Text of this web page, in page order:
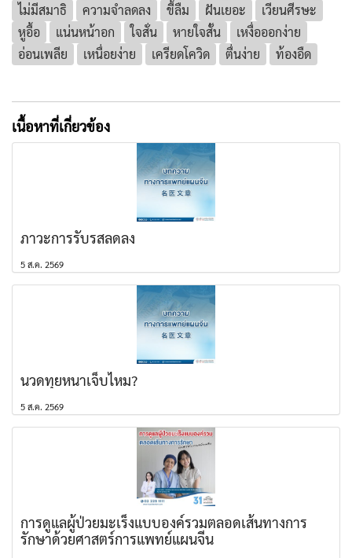
ไม่มีสมาธิ
ความจำลดลง ขี้ลืม ฝันเยอะ
เวียนศีรษะ
หูอื้อ
แน่นหน้าอก ใจสั่น หายใจสั้น
เหงื่อออกง่าย
อ่อนเพลีย
เหนื่อยง่าย เครียดโควิด ตื่นง่าย ท้องอืด
เนื้อหาที่เกี่ยวข้อง
ภาวะการรับรสลดลง
5 ส.ค. 2569
นวดทุยหนาเจ็บไหม?
5 ส.ค. 2569
การดูแลผู้ป่วยมะเร็งแบบองค์รวมตลอดเส้นทางการ
รักษาด้วยศาสตร์การแพทย์แผนจีน